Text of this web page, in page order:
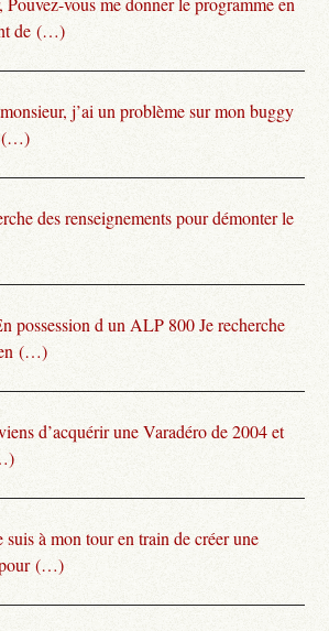
de (…)
j’ai un problème sur mon buggy
(…)
des renseignements pour démonter le
possession d un ALP 800 Je recherche
(…)
d’acquérir une Varadéro de 2004 et
suis à mon tour en train de créer une
pour (…)